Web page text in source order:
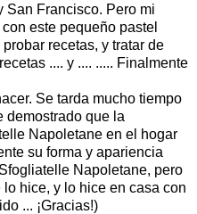
San Francisco. Pero mi
este pequeño pastel
recetas, y tratar de
.... y .... ..... Finalmente
Se tarda mucho tiempo
demostrado que la
Napoletane en el hogar
su forma y apariencia
Napoletane, pero
hice, y lo hice en casa con
... ¡Gracias!)